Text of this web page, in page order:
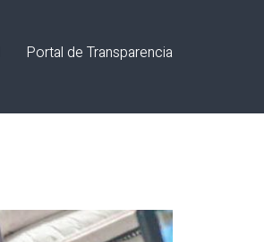
Portal de Transparencia